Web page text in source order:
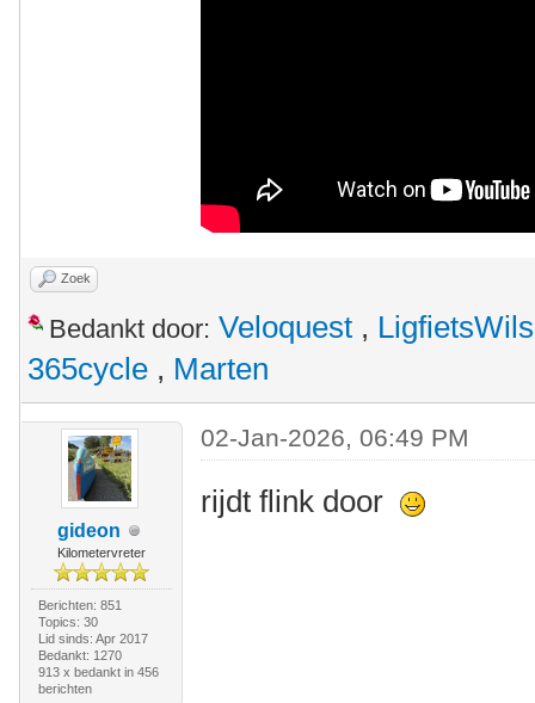
Zoek
Bedankt door: Veloquest ,
365cycle , Marten
gideon
Kilometervreter
Berichten: 851
Topics: 30
Lid sinds: Apr 2017
Bedankt: 1270
913 x bedankt in 456
berichten
02-Jan-2026, 06:49 PM
rijdt flink door